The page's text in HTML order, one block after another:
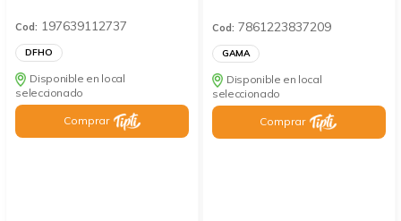
Cod: 197639112737
DFHO
Disponible en local
seleccionado
Comprar
Cod: 7861223837209
GAMA
Disponible en local
seleccionado
Comprar